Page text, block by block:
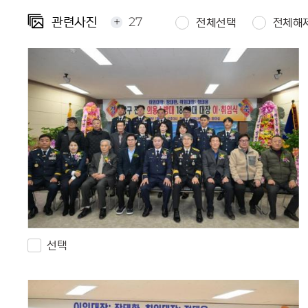
관련사진 + 27 전체선택 전체해
선택